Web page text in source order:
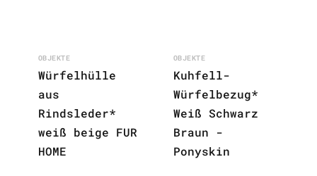
OBJEKTE
Würfelhülle
aus
Rindsleder*
weiß beige FUR
HOME
OBJEKTE
Kuhfell-
Würfelbezug*
Weiß Schwarz
Braun -
Ponyskin